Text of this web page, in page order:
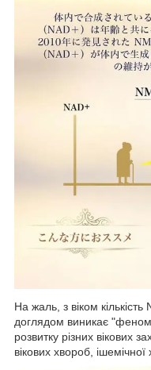
На жаль, з віком
доглядом виникає
розвитку різних вікових
вікових хвороб,